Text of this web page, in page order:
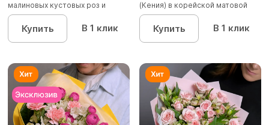
малиновых кустовых роз и
альстроме...
Купить В 1 клик
(Кения) в корейской матовой
уп...
Купить В 1 клик